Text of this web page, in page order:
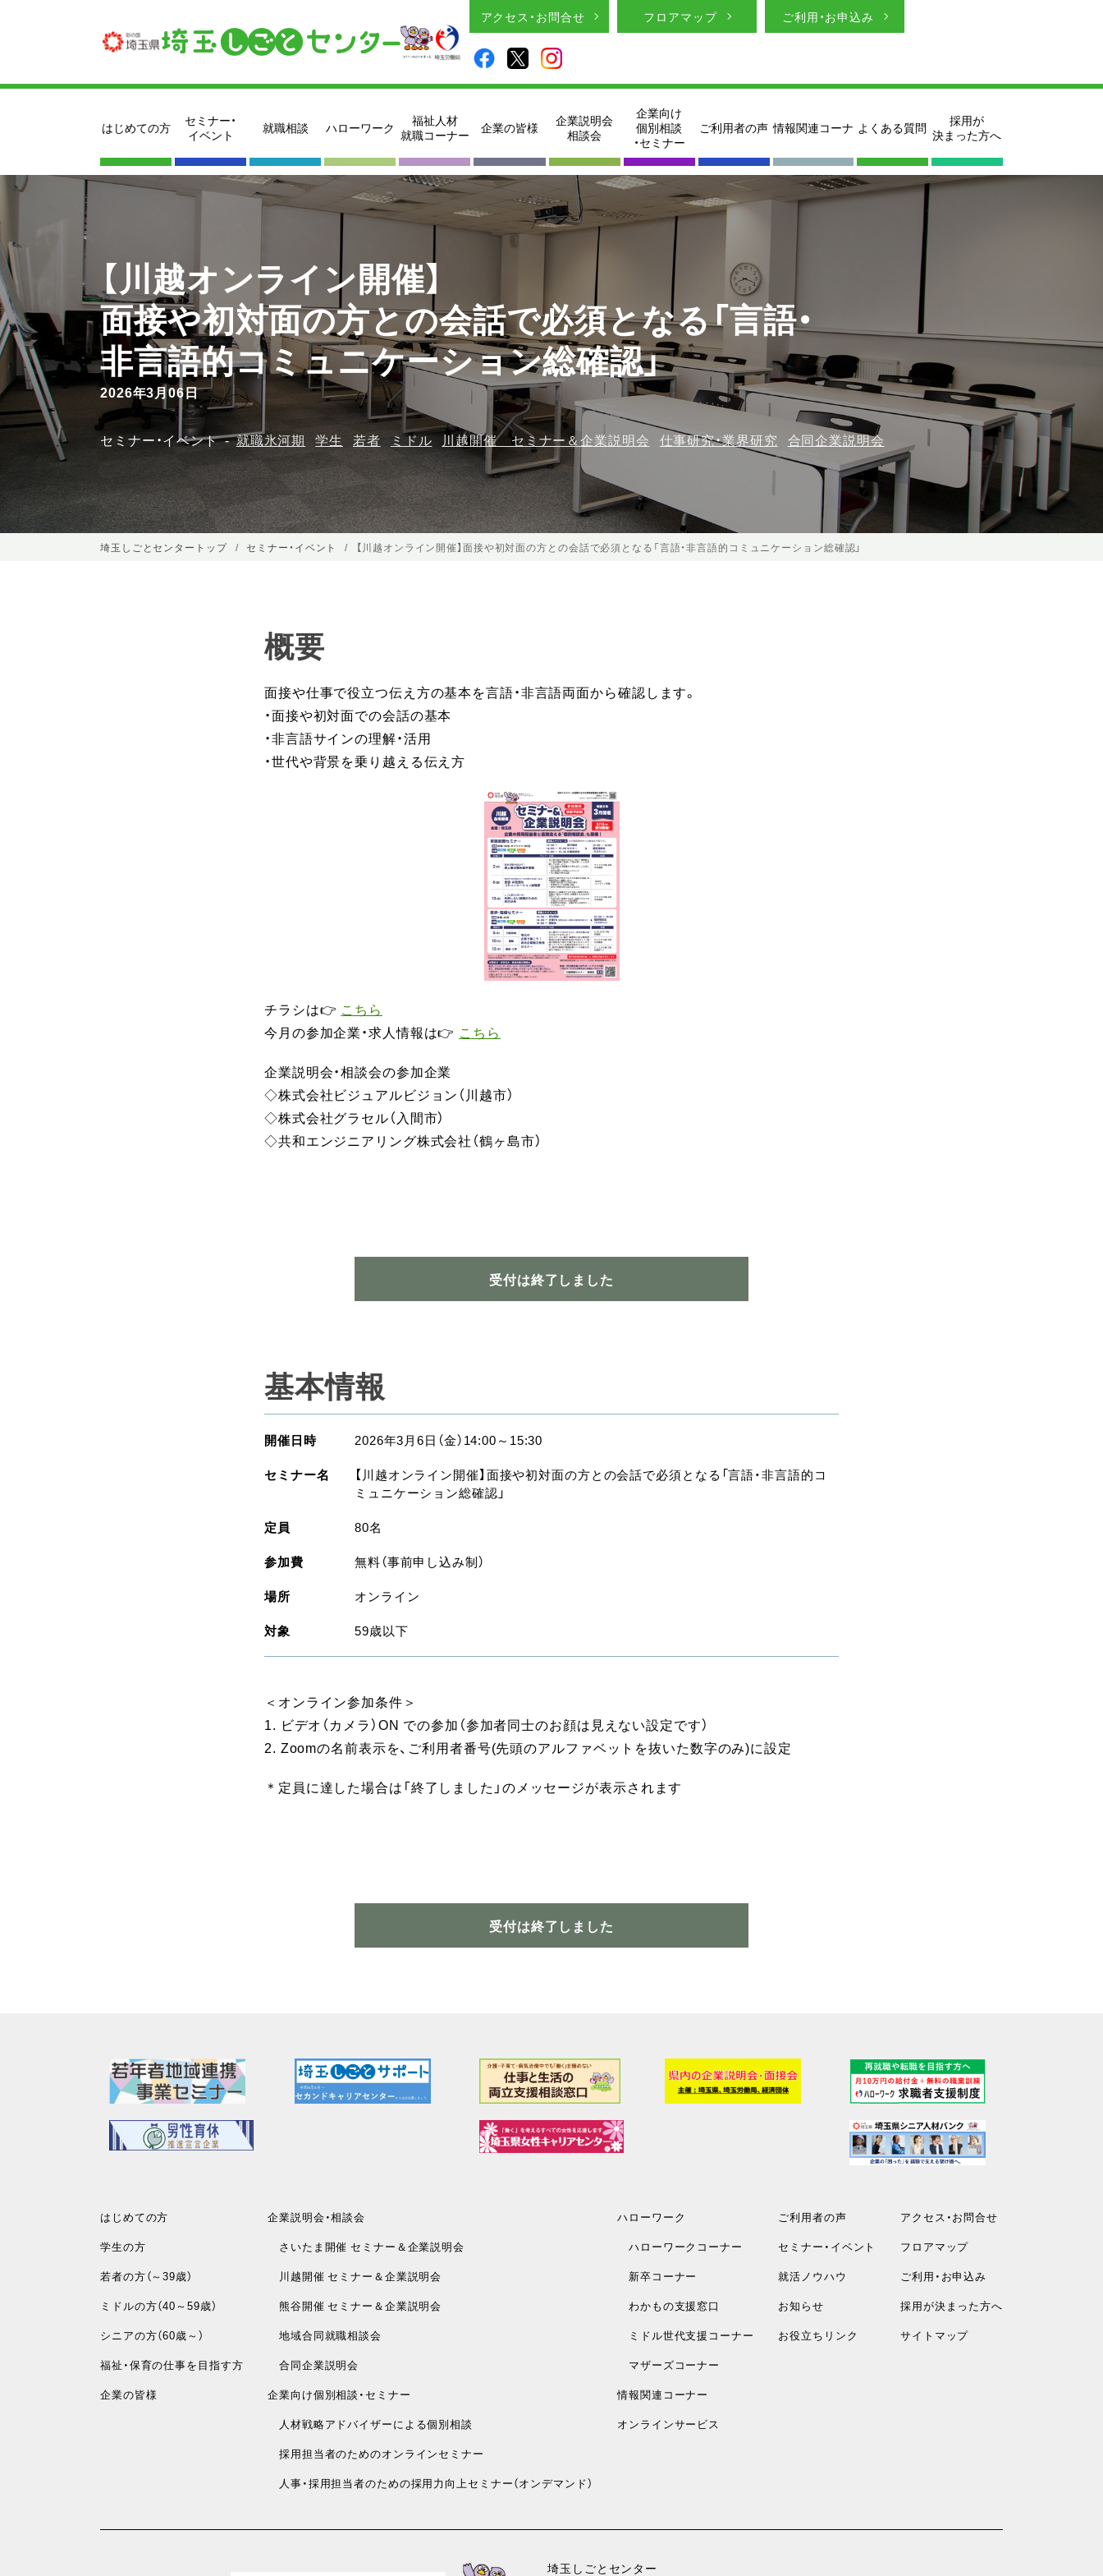
アクセス・お問合せ フロアマップ ご利用・お申込み
はじめての方
セミナー・
イベント
就職相談 ハローワーク
福祉人材
就職コーナー
企業の皆様
企業説明会
相談会
企業向け
個別相談
・セミナー
ご利用者の声 情報関連コーナ よくある質問
採用が
決まった方へ
【川越オンライン開催】
面接や初対面の方との会話で必須となる「言語・
非言語的コミュニケーション総確認」
2026年3月06日
セミナー・イベント 就職氷河期 学生 若者 ミドル 川越開催 セミナー＆企業説明会 仕事研究・業界研究 合同企業説明会
埼玉しごとセンタートップ セミナー・イベント 【川越オンライン開催】面接や初対面の方との会話で必須となる「言語・非言語的コミュニケーション総確認」
概要
面接や仕事で役立つ伝え方の基本を言語・非言語両面から確認します。
・面接や初対面での会話の基本
・非言語サインの理解・活用
・世代や背景を乗り越える伝え方
チラシは👉 こちら
今月の参加企業・求人情報は👉 こちら
企業説明会・相談会の参加企業
◇株式会社ビジュアルビジョン（川越市）
◇株式会社グラセル（入間市）
◇共和エンジニアリング株式会社（鶴ヶ島市）
受付は終了しました
基本情報
開催日時
2026年3月6日（金）14:00～15:30
セミナー名
【川越オンライン開催】面接や初対面の方との会話で必須となる「言語・非言語的コ
ミュニケーション総確認」
定員
80名
参加費
無料（事前申し込み制）
場所
オンライン
対象
59歳以下
＜オンライン参加条件＞
1. ビデオ（カメラ）ON での参加（参加者同士のお顔は見えない設定です）
2. Zoomの名前表示を、ご利用者番号(先頭のアルファベットを抜いた数字のみ)に設定
＊定員に達した場合は「終了しました」のメッセージが表示されます
受付は終了しました
はじめての方
学生の方
若者の方（～39歳）
ミドルの方（40～59歳）
シニアの方（60歳～）
福祉・保育の仕事を目指す方
企業の皆様
企業説明会・相談会
さいたま開催 セミナー＆企業説明会
川越開催 セミナー＆企業説明会
熊谷開催 セミナー＆企業説明会
地域合同就職相談会
合同企業説明会
企業向け個別相談・セミナー
人材戦略アドバイザーによる個別相談
採用担当者のためのオンラインセミナー
人事・採用担当者のための採用力向上セミナー（オンデマンド）
ハローワーク
ハローワークコーナー
新卒コーナー
わかもの支援窓口
ミドル世代支援コーナー
マザーズコーナー
情報関連コーナー
オンラインサービス
ご利用者の声
セミナー・イベント
就活ノウハウ
お知らせ
お役立ちリンク
アクセス・お問合せ
フロアマップ
ご利用・お申込み
採用が決まった方へ
サイトマップ
埼玉しごとセンター